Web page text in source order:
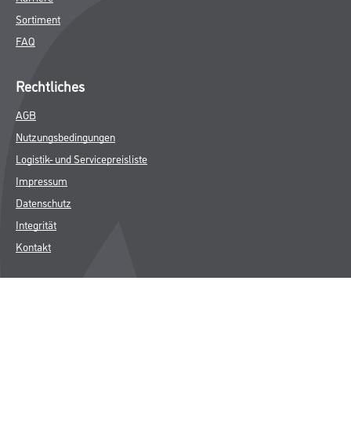
Sortiment
FAQ
Rechtliches
AGB
Nutzungsbedingungen
Logistik- und Servicepreisliste
Impressum
Datenschutz
Integrität
Kontakt